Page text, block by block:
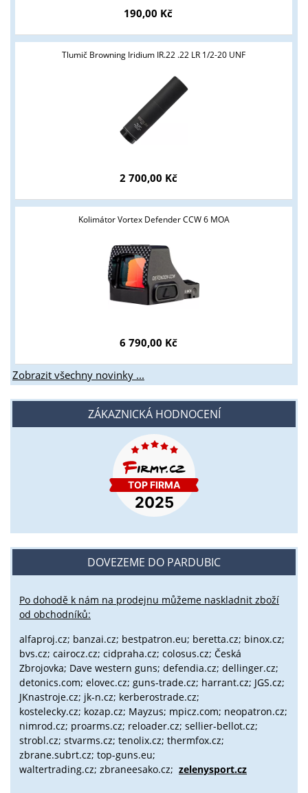
190,00 Kč
Tlumič Browning Iridium IR.22 .22 LR 1/2-20 UNF
2 700,00 Kč
Kolimátor Vortex Defender CCW 6 MOA
6 790,00 Kč
Zobrazit všechny novinky ...
ZÁKAZNICKÁ HODNOCENÍ
DOVEZEME DO PARDUBIC
Po dohodě k nám na prodejnu můžeme naskladnit zboží
od obchodníků:
alfaproj.cz; banzai.cz; bestpatron.eu; beretta.cz; binox.cz;
bvs.cz; cairocz.cz; cidpraha.cz; colosus.cz; Česká
Zbrojovka; Dave western guns; defendia.cz; dellinger.cz;
detonics.com; elovec.cz; guns-trade.cz; harrant.cz; JGS.cz;
JKnastroje.cz; jk-n.cz; kerberostrade.cz;
kostelecky.cz; kozap.cz; Mayzus; mpicz.com; neopatron.cz;
nimrod.cz; proarms.cz; reloader.cz; sellier-bellot.cz;
strobl.cz; stvarms.cz; tenolix.cz; thermfox.cz;
zbrane.subrt.cz; top-guns.eu;
waltertrading.cz; zbraneesako.cz; zelenysport.cz